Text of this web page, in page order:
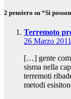
2 pensiero su “Si
Terremoto
26 Marzo
[…] gente
sisma nella
terremoti
metodi